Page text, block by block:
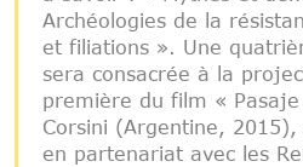
Archéologies de la
et filiations ». Une
sera consacrée à la
première du film «
Corsini (Argentine,
en partenariat avec les